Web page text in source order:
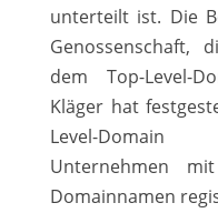
unterteilt ist. Die
Genossenschaft,
dem Top-Level-
Kläger hat
Level-
Unternehmen
Domainnamen